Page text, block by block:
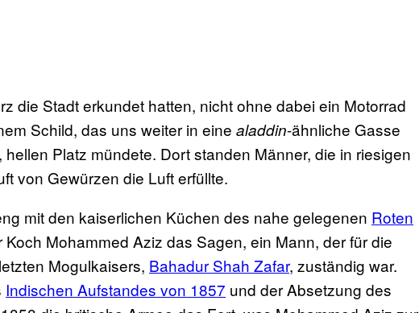
die Stadt erkundet hatten, nicht ohne dabei ein Motorrad
Schild, das uns weiter in eine aladdin-ähnliche Gasse
Platz mündete. Dort standen Männer, die in riesigen
von Gewürzen die Luft erfüllte.
mit den kaiserlichen Küchen des nahe gelegenen Roten
Mohammed Aziz das Sagen, ein Mann, der für die
Mogulkaisers, Bahadur Shah Zafar, zuständig war.
Indischen Aufstandes von 1857 und der Absetzung des